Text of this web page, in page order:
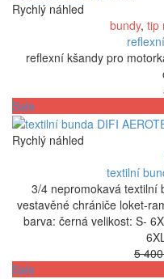
Rychlý náhled
bundy, tip
reflexní kšandy pro
Sale
Rychlý náhled
textilní
3/4 nepromokavá textilní
vestavěné chrániče loket-
barva: černá velikost: S-
5
Sale